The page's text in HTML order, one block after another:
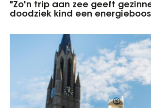
"Zo'n trip aan zee geeft
doodziek kind een